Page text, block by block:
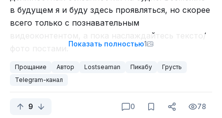
в будущем я и буду здесь проявляться, но скорее
всего только с познавательным
видеоконтентом, а пока наслаждайтесь тексто/
С вами был Гена Инженерский, всего вам
Показать полностью1
Прощание Автор Lostseaman Пикабу
Грусть
Telegram-канал
9 0 78